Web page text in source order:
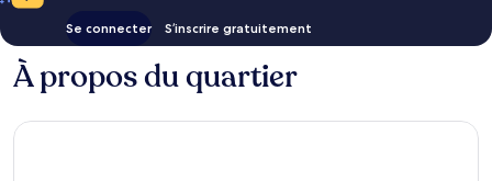
Se connecter S’inscrire gratuitement
À propos du quartier